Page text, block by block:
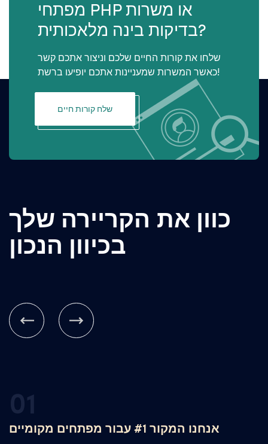
מפתחי PHP או משרות
בדיקות בינה מלאכותית?
שלחו את קורות החיים שלכם וניצור אתכם קשר
כאשר המשרות שמעניינות אתכם יופיעו ברשת!
שלח קורות חיים
כוון את הקריירה שלך
בכיוון הנכון
01
אנחנו המקור #1 עבור מפתחים מקומיים